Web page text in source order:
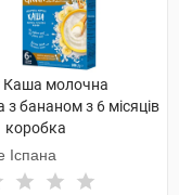
Каша молочна
з бананом з 6 місяців
коробка
Іспана